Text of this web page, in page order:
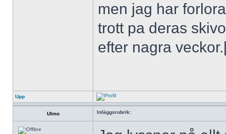
men jag har
trott pa deras
efter nagra
Upp
Ulmo Inläggsrubrik: